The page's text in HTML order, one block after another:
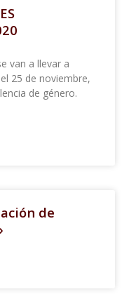
van a llevar a
25 de noviembre,
de género.
de